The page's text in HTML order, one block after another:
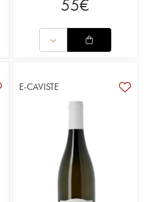
55€
E-CAVISTE